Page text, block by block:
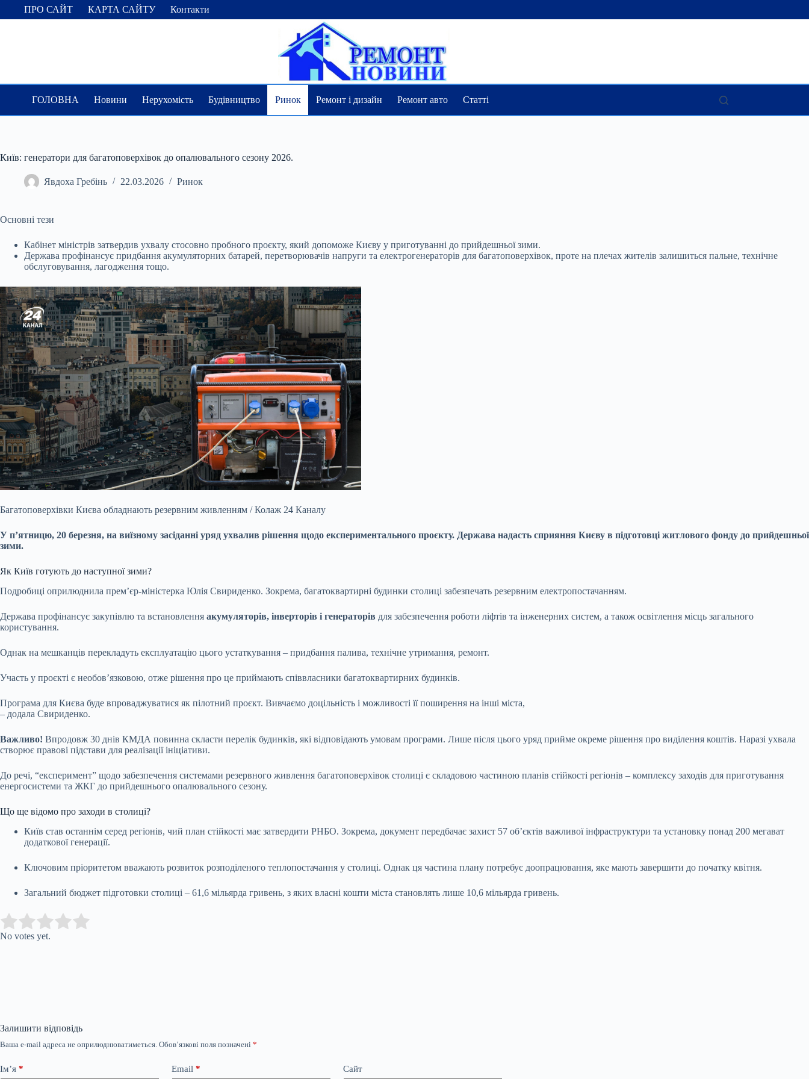
ПерейтиПРО САЙТ КАРТА САЙТУ Контакти
ГОЛОВНА Новини Нерухомість Будівництво Ринок Ремонт і дизайн Ремонт авто Статті
Київ: генератори для багатоповерхівок до опалювального сезону 2026.
Явдоха Гребінь 22.03.2026 Ринок
Основні тези
Кабінет міністрів затвердив ухвалу стосовно пробного проєкту, який допоможе Києву у приготуванні до прийдешньої зими.
Держава профінансує придбання акумуляторних батарей, перетворювачів напруги та електрогенераторів для багатоповерхівок, проте на плечах жителів залишиться пальне, технічне
обслуговування, лагодження тощо.
Багатоповерхівки Києва обладнають резервним живленням / Колаж 24 Каналу
У п’ятницю, 20 березня, на виїзному засіданні уряд ухвалив рішення щодо експериментального проєкту. Держава надасть сприяння Києву в підготовці житлового фонду до прийдешньої
зими.
Як Київ готують до наступної зими?
Подробиці оприлюднила прем’єр-міністерка Юлія Свириденко. Зокрема, багатоквартирні будинки столиці забезпечать резервним електропостачанням.
Держава профінансує закупівлю та встановлення акумуляторів, інверторів і генераторів для забезпечення роботи ліфтів та інженерних систем, а також освітлення місць загального
користування.
Однак на мешканців перекладуть експлуатацію цього устаткування – придбання палива, технічне утримання, ремонт.
Участь у проєкті є необов’язковою, отже рішення про це приймають співвласники багатоквартирних будинків.
Програма для Києва буде впроваджуватися як пілотний проєкт. Вивчаємо доцільність і можливості її поширення на інші міста,
– додала Свириденко.
Важливо! Впродовж 30 днів КМДА повинна скласти перелік будинків, які відповідають умовам програми. Лише після цього уряд прийме окреме рішення про виділення коштів. Наразі ухвала
створює правові підстави для реалізації ініціативи.
До речі, “експеримент” щодо забезпечення системами резервного живлення багатоповерхівок столиці є складовою частиною планів стійкості регіонів – комплексу заходів для приготування
енергосистеми та ЖКГ до прийдешнього опалювального сезону.
Що ще відомо про заходи в столиці?
Київ став останнім серед регіонів, чий план стійкості має затвердити РНБО. Зокрема, документ передбачає захист 57 об’єктів важливої інфраструктури та установку понад 200 мегават
додаткової генерації.
Ключовим пріоритетом вважають розвиток розподіленого теплопостачання у столиці. Однак ця частина плану потребує доопрацювання, яке мають завершити до початку квітня.
Загальний бюджет підготовки столиці – 61,6 мільярда гривень, з яких власні кошти міста становлять лише 10,6 мільярда гривень.
Rate this item:
No votes yet.
Залишити відповідь
Ваша e-mail адреса не оприлюднюватиметься. Обов’язкові поля позначені *
Ім’я * Email * Сайт